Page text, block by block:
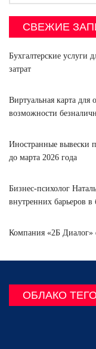
СВЕЖИЕ
Бухгалтерские услуги
затрат
Виртуальная карта для
возможности
Иностранные вывески
до марта 2026 года
Бизнес-психолог
внутренних барьеров в
Компания «2Б Диалог»
ОБЛАКО